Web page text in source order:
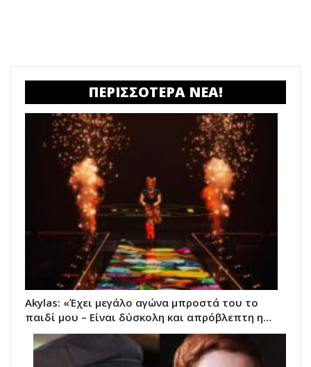
ΠΕΡΙΣΣΟΤΕΡΑ ΝΕΑ!
Akylas: «Έχει μεγάλο αγώνα μπροστά του το
παιδί μου – Είναι δύσκολη και απρόβλεπτη η…